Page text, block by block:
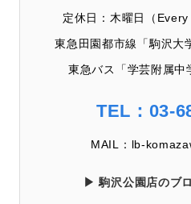
定休日：木曜日（
東急田園都市線「駒沢大
東急バス「学芸附属中
TEL：03-
MAIL：lb-
▶ 駒沢公園店のブ